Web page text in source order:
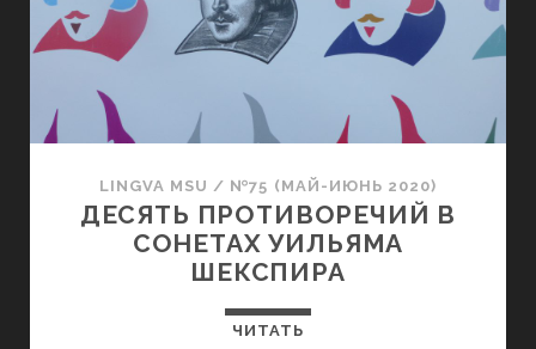
LINGVA MSU / №75 (МАЙ-ИЮНЬ 2020)
ДЕСЯТЬ ПРОТИВОРЕЧИЙ В
СОНЕТАХ УИЛЬЯМА
ШЕКСПИРА
ЧИТАТЬ